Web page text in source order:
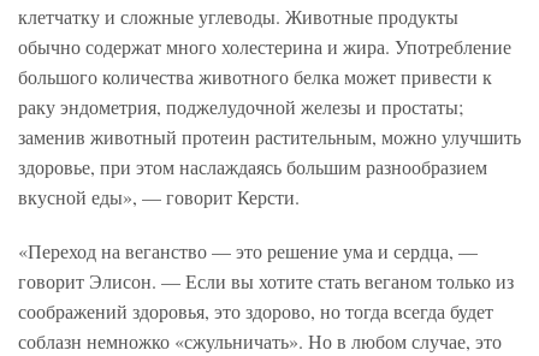
клетчатку и сложные углеводы. Животные продукты
обычно содержат много холестерина и жира. Употребление
большого количества животного белка может привести к
раку эндометрия, поджелудочной железы и простаты;
заменив животный протеин растительным, можно улучшить
здоровье, при этом наслаждаясь большим разнообразием
вкусной еды», — говорит Керсти.
«Переход на веганство — это решение ума и сердца, —
говорит Элисон. — Если вы хотите стать веганом только из
соображений здоровья, это здорово, но тогда всегда будет
соблазн немножко «сжульничать». Но в любом случае, это